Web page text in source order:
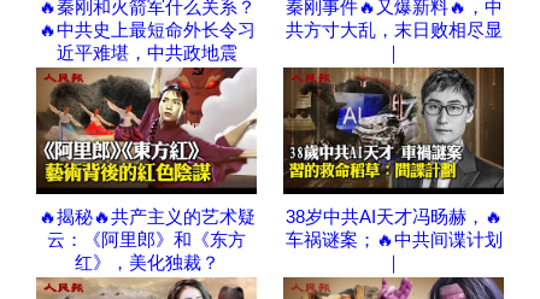
🔥秦刚和火箭军什么关系？
🔥中共史上最短命外长令习
近平难堪，中共政地震
秦刚事件🔥又爆新料🔥，中
共方寸大乱，末日败相尽显
｜
🔥揭秘🔥共产主义的艺术疑
云：《阿里郎》和《东方
红》，美化独裁？
38岁中共AI天才冯旸赫，🔥
车祸谜案；🔥中共间谍计划
｜